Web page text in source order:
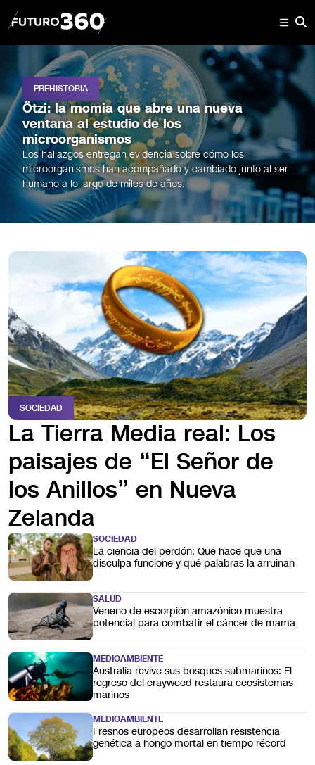
PREHISTORIA
Ötzi: la momia que abre una nueva
ventana al estudio de los
microorganismos
Los hallazgos entregan evidencia sobre cómo los
microorganismos han acompañado y cambiado junto al ser
humano a lo largo de miles de años.
SOCIEDAD
La Tierra Media real: Los
paisajes de “El Señor de
los Anillos” en Nueva
Zelanda
SOCIEDAD
La ciencia del perdón: Qué hace que una
disculpa funcione y qué palabras la arruinan
SALUD
Veneno de escorpión amazónico muestra
potencial para combatir el cáncer de mama
MEDIOAMBIENTE
Australia revive sus bosques submarinos: El
regreso del crayweed restaura ecosistemas
marinos
MEDIOAMBIENTE
Fresnos europeos desarrollan resistencia
genética a hongo mortal en tiempo récord